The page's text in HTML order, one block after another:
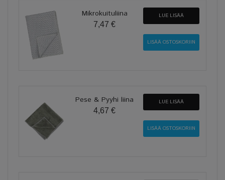
Mikrokuituliina
7,47 €
LUE LISÄÄ
Pese & Pyyhi liina
4,67 €
LUE LISÄÄ